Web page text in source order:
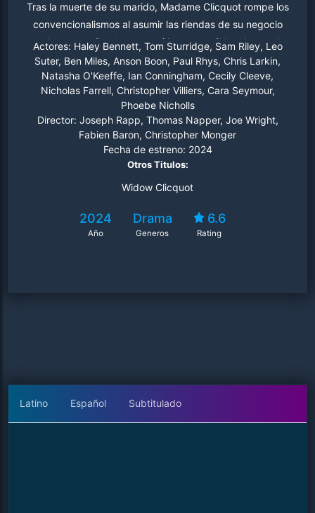
Tras la muerte de su marido, Madame Clicquot rompe los
convencionalismos al asumir las riendas de su negocio
de vinos, desafiando a sus críticos y, en última instancia,
revolucionando la industria del champán,
estableciéndose como una de las primeras grandes
empresarias del mundo.
Actores: Haley Bennett, Tom Sturridge, Sam Riley, Leo
Suter, Ben Miles, Anson Boon, Paul Rhys, Chris Larkin,
Natasha O'Keeffe, Ian Conningham, Cecily Cleeve,
Nicholas Farrell, Christopher Villiers, Cara Seymour,
Phoebe Nicholls
Director: Joseph Rapp, Thomas Napper, Joe Wright,
Fabien Baron, Christopher Monger
Fecha de estreno: 2024
Otros Titulos:
Widow Clicquot
2024
Año
Drama
Generos
6.6
Rating
Latino Español Subtitulado